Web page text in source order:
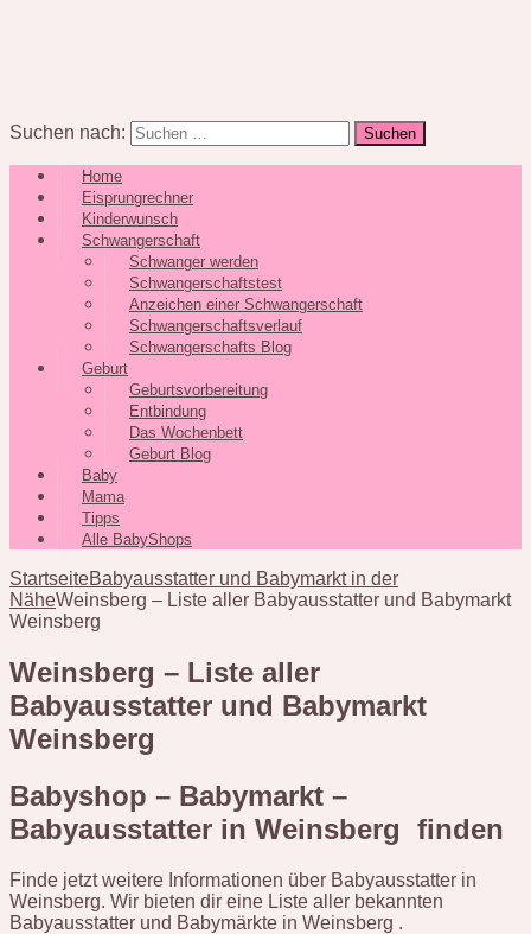
Suchen nach:
Home
Eisprungrechner
Kinderwunsch
Schwangerschaft
Schwanger werden
Schwangerschaftstest
Anzeichen einer Schwangerschaft
Schwangerschaftsverlauf
Schwangerschafts Blog
Geburt
Geburtsvorbereitung
Entbindung
Das Wochenbett
Geburt Blog
Baby
Mama
Tipps
Alle BabyShops
StartseiteBabyausstatter und Babymarkt in der
NäheWeinsberg – Liste aller Babyausstatter und Babymarkt
Weinsberg
Weinsberg – Liste aller
Babyausstatter und Babymarkt
Weinsberg
Babyshop – Babymarkt –
Babyausstatter in Weinsberg finden
Finde jetzt weitere Informationen über Babyausstatter in
Weinsberg. Wir bieten dir eine Liste aller bekannten
Babyausstatter und Babymärkte in Weinsberg .